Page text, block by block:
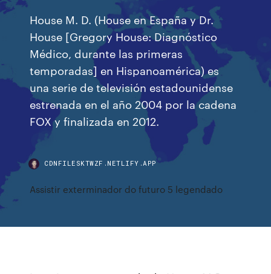
House M. D. (House en España y Dr.
House [Gregory House: Diagnóstico
Médico, durante las primeras
temporadas] en Hispanoamérica) es
una serie de televisión estadounidense
estrenada en el año 2004 por la cadena
FOX y finalizada en 2012.
CDNFILESKTWZF.NETLIFY.APP
Assistir exterminador do futuro 5 legendado